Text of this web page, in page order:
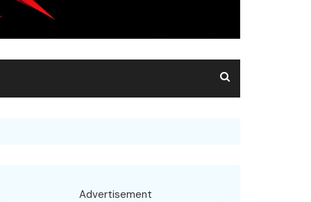
Advertisement